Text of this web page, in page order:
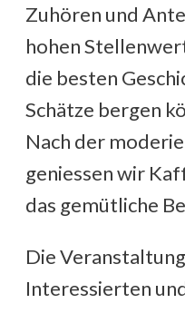
Zuhören und
hohen
die besten
Schätze bergen
Nach der
geniessen wir
das gemütliche
Die
Interessierten